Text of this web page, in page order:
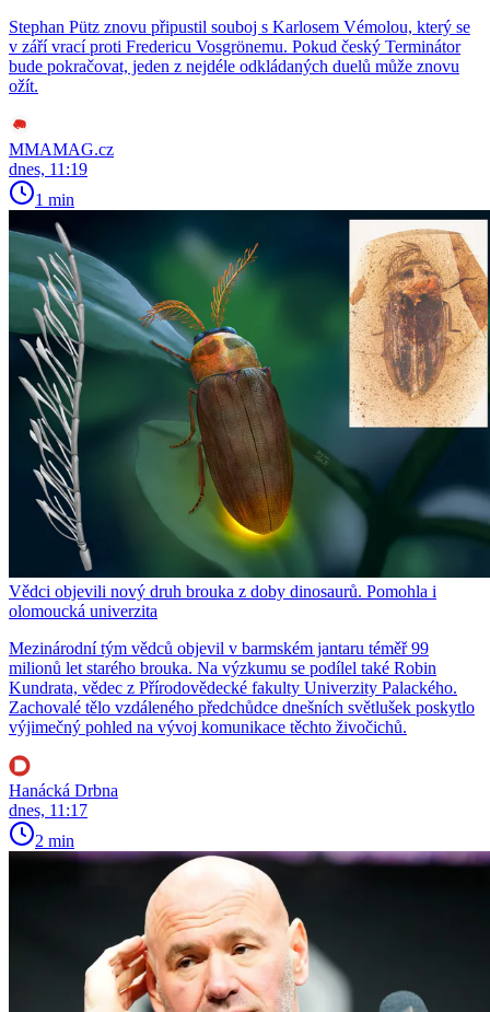
Stephan Pütz znovu připustil souboj s Karlosem Vémolou, který se
v září vrací proti Fredericu Vosgrönemu. Pokud český Terminátor
bude pokračovat, jeden z nejdéle odkládaných duelů může znovu
ožít.
MMAMAG.cz
dnes, 11:19
1 min
Vědci objevili nový druh brouka z doby dinosaurů. Pomohla i
olomoucká univerzita
Mezinárodní tým vědců objevil v barmském jantaru téměř 99
milionů let starého brouka. Na výzkumu se podílel také Robin
Kundrata, vědec z Přírodovědecké fakulty Univerzity Palackého.
Zachovalé tělo vzdáleného předchůdce dnešních světlušek poskytlo
výjimečný pohled na vývoj komunikace těchto živočichů.
Hanácká Drbna
dnes, 11:17
2 min